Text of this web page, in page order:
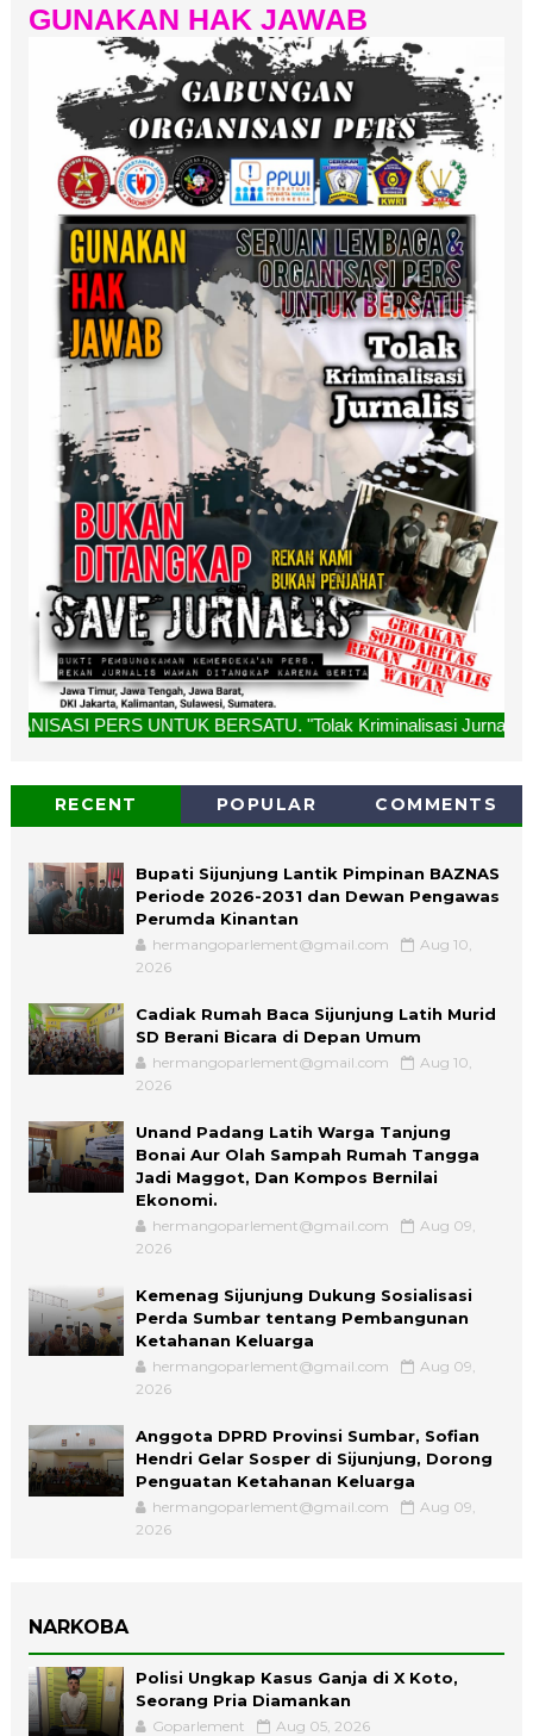
GUNAKAN HAK JAWAB
UNTUK BERSATU. "Tolak Kriminalisasi Jurnalis, Rekan
RECENT POPULAR COMMENTS
Bupati Sijunjung Lantik Pimpinan BAZNAS
Periode 2026-2031 dan Dewan Pengawas
Perumda Kinantan
hermangoparlement@gmail.com
Aug 10,
2026
Cadiak Rumah Baca Sijunjung Latih Murid
SD Berani Bicara di Depan Umum
hermangoparlement@gmail.com
Aug 10,
2026
Unand Padang Latih Warga Tanjung
Bonai Aur Olah Sampah Rumah Tangga
Jadi Maggot, Dan Kompos Bernilai
Ekonomi.
hermangoparlement@gmail.com
Aug 09,
2026
Kemenag Sijunjung Dukung Sosialisasi
Perda Sumbar tentang Pembangunan
Ketahanan Keluarga
hermangoparlement@gmail.com
Aug 09,
2026
Anggota DPRD Provinsi Sumbar, Sofian
Hendri Gelar Sosper di Sijunjung, Dorong
Penguatan Ketahanan Keluarga
hermangoparlement@gmail.com
Aug 09,
2026
NARKOBA
Polisi Ungkap Kasus Ganja di X Koto,
Seorang Pria Diamankan
Goparlement Aug 05, 2026